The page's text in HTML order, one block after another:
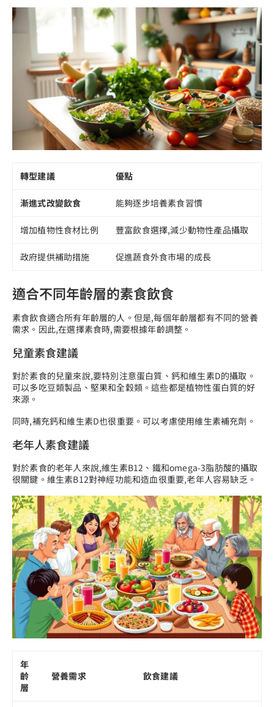
轉型建議 優點
漸進式改變飲食 能夠逐步培養素食習慣
增加植物性食材比例 豐富飲食選擇,減少動物性產品攝取
政府提供補助措施 促進蔬食外食市場的成長
適合不同年齡層的素食飲食
素食飲食適合所有年齡層的人。但是,每個年齡層都有不同的營養
需求。因此,在選擇素食時,需要根據年齡調整。
兒童素食建議
對於素食的兒童來說,要特別注意蛋白質、鈣和維生素D的攝取。
可以多吃豆類製品、堅果和全穀類。這些都是植物性蛋白質的好
來源。
同時,補充鈣和維生素D也很重要。可以考慮使用維生素補充劑。
老年人素食建議
對於素食的老年人來說,維生素B12、鐵和omega-3脂肪酸的攝取
很關鍵。維生素B12對神經功能和造血很重要,老年人容易缺乏。
年
齡
層
營養需求 飲食建議